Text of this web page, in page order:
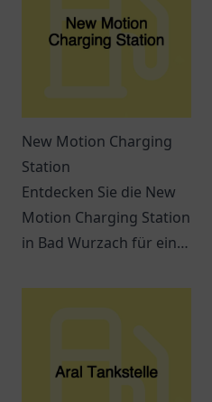
New Motion Charging
Station
Entdecken Sie die New
Motion Charging Station
in Bad Wurzach für eine
Mobilität.